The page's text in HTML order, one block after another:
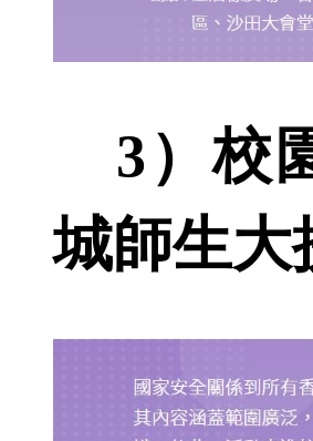
3）校
城師生大